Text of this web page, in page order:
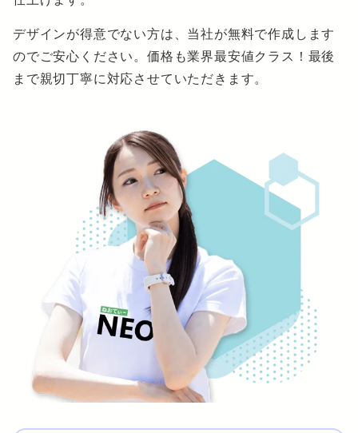
デザインが得意でない方は、当社が無料で作成します
のでご安心ください。価格も業界最安値クラス！最後
まで親切丁寧に対応させていただきます。